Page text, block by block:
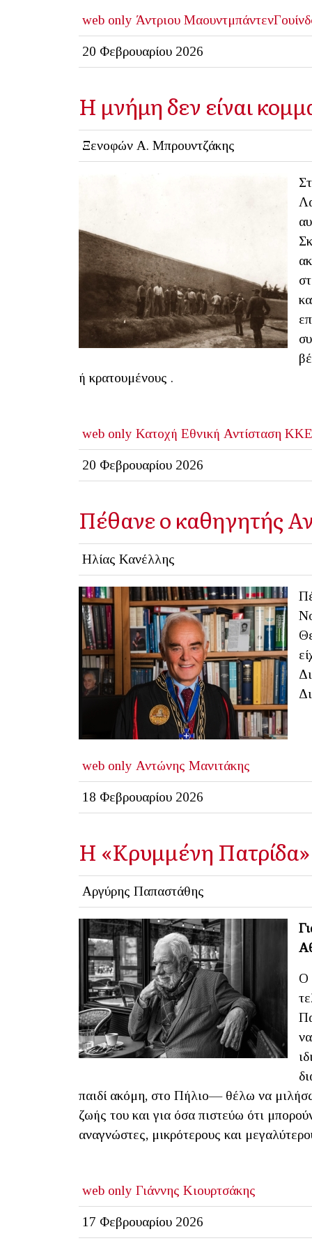
web only Άντριου
20 Φεβρουαρίου 2026
Η μνήμη δεν είναι
Ξενοφών Α. Μπρουντζάκης
ή κρατουμένους .
web only Κατοχή Εθνική Αντίσταση ΚΚΕ
20 Φεβρουαρίου 2026
Πέθανε ο καθηγητής
Ηλίας Κανέλλης
web only Αντώνης Μανιτάκης
18 Φεβρουαρίου 2026
Η «Κρυμμένη
Αργύρης Παπαστάθης
Ο
παιδί ακόμη, στο Πήλιο— θέλω να μιλήσω
ζωής του και για όσα πιστεύω ότι
αναγνώστες, μικρότερους και
web only Γιάννης Κιουρτσάκης
17 Φεβρουαρίου 2026